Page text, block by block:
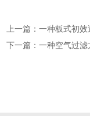
上一篇：一种板式初
下一篇：一种空气过